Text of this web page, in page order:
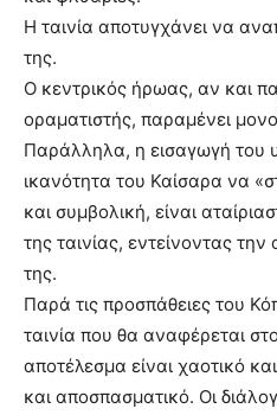
Η ταινία αποτυγχάνει να
της.
Ο κεντρικός ήρωας, αν και
οραματιστής, παραμένει
Παράλληλα, η εισαγωγή του
ικανότητα του Καίσαρα να
και συμβολική, είναι
της ταινίας, εντείνοντας
της.
Παρά τις προσπάθειες του
ταινία που θα αναφέρεται
αποτέλεσμα είναι χαοτικό
και αποσπασματικό. Οι